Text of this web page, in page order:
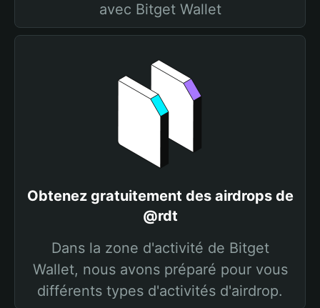
avec Bitget Wallet
Obtenez gratuitement des airdrops de
@rdt
Dans la zone d'activité de Bitget
Wallet, nous avons préparé pour vous
différents types d'activités d'airdrop.